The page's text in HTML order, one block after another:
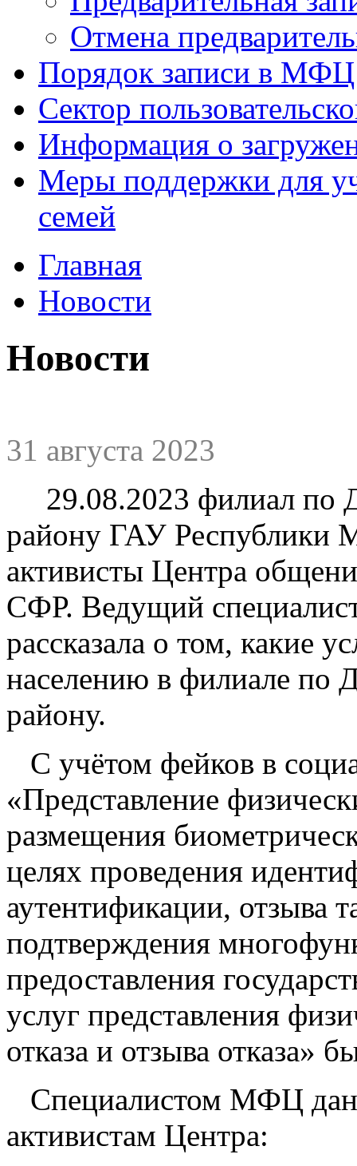
Отмена
Порядок записи в МФЦ
Сектор
Информация о
Меры поддержки для
семей
Главная
Новости
Новости
31 августа 2023
29.08.2023 филиал по
району ГАУ Республики
активисты Центра
СФР. Ведущий
рассказала о том, какие
населению в филиале по
району.
С учётом фейков в
«Представление
размещения
целях проведения
аутентификации, отзыва
подтверждения
предоставления
услуг представления
отказа и отзыва отказа»
Специалистом МФЦ
активистам Центра: